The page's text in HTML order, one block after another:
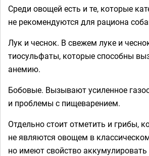
Среди овощей есть и те, которые
не рекомендуются для рациона
Лук и чеснок. В свежем луке и
тиосульфаты, которые способны
анемию.
Бобовые. Вызывают усиленное
и проблемы с пищеварением.
Отдельно стоит отметить и грибы,
не являются овощем в
но имеют свойство